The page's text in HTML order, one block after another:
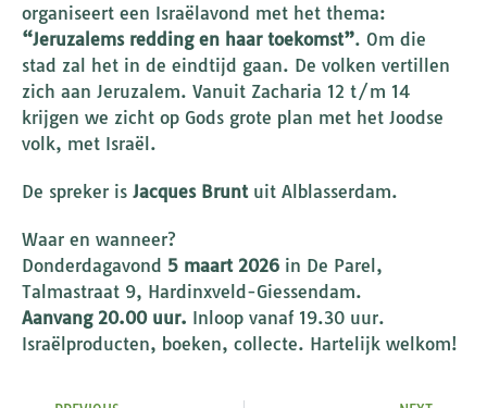
organiseert een Israëlavond met het thema:
“Jeruzalems redding en haar toekomst”. Om die
stad zal het in de eindtijd gaan. De volken vertillen
zich aan Jeruzalem. Vanuit Zacharia 12 t/m 14
krijgen we zicht op Gods grote plan met het Joodse
volk, met Israël.
De spreker is Jacques Bruntuit Alblasserdam.
Waar en wanneer?
Donderdagavond 5 maart 2026 in De Parel,
Talmastraat 9, Hardinxveld-Giessendam.
Aanvang 20.00 uur. Inloop vanaf 19.30 uur.
Israëlproducten, boeken, collecte. Hartelijk welkom!